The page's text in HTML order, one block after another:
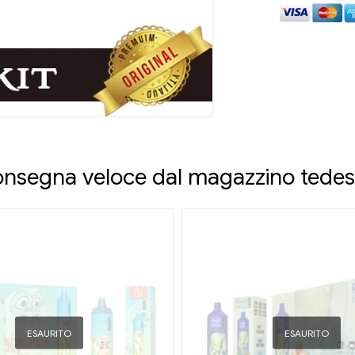
veloce dal magazzino
ESAURITO ESAURITO